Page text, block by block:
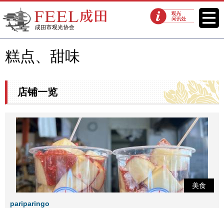
FEEL成田成田市观光协会官方网
站
观光问讯处 菜单
糕点、甜味
店铺一览
美食
pariparingo